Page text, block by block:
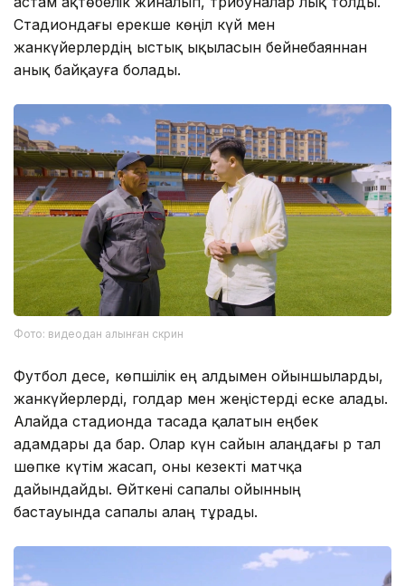
Стадиондағы ерекше көңіл күй мен
жанкүйерлердің ыстық ықыласын бейнебаяннан
анық байқауға болады.
Фото: видеодан алынған скрин
Футбол десе, көпшілік ең алдымен ойыншыларды,
жанкүйерлерді, голдар мен жеңістерді еске алады.
Алайда стадионда тасада қалатын еңбек
адамдары да бар. Олар күн сайын алаңдағы әр тал
шөпке күтім жасап, оны кезекті матчқа
дайындайды. Өйткені сапалы ойынның
бастауында сапалы алаң тұрады.